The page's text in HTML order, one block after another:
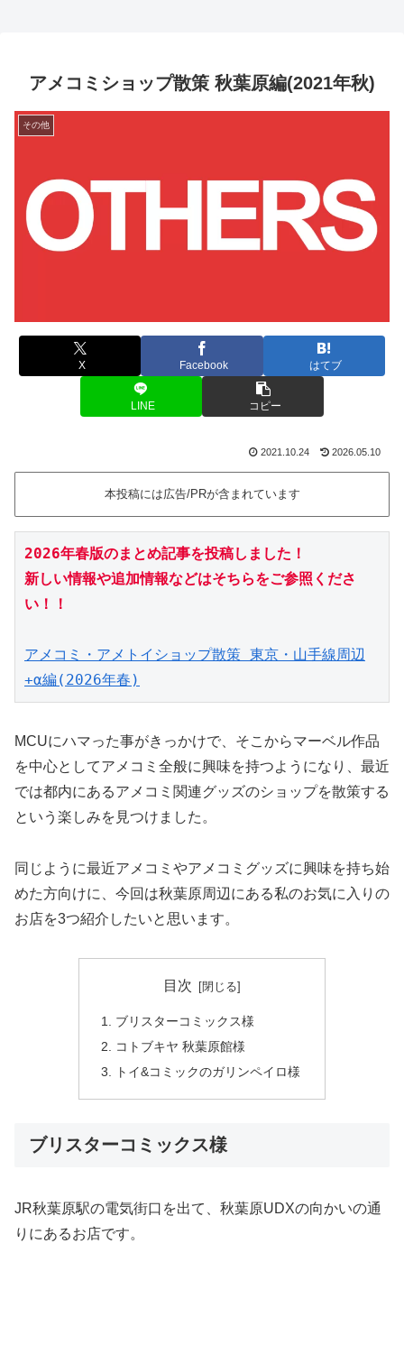
アメコミショップ散策 秋葉原編(2021年秋)
その他
X Facebook はてブ
LINE コピー
2021.10.24 2026.05.10
本投稿には広告/PRが含まれています
2026年春版のまとめ記事を投稿しました！
新しい情報や追加情報などはそちらをご参照くださ
い！！
アメコミ・アメトイショップ散策 東京・山手線周辺
+α編(2026年春)
MCUにハマった事がきっかけで、そこからマーベル作品
を中心としてアメコミ全般に興味を持つようになり、最近
では都内にあるアメコミ関連グッズのショップを散策する
という楽しみを見つけました。
同じように最近アメコミやアメコミグッズに興味を持ち始
めた方向けに、今回は秋葉原周辺にある私のお気に入りの
お店を3つ紹介したいと思います。
目次
ブリスターコミックス様
コトブキヤ 秋葉原館様
トイ&コミックのガリンペイロ様
ブリスターコミックス様
JR秋葉原駅の電気街口を出て、秋葉原UDXの向かいの通
りにあるお店です。